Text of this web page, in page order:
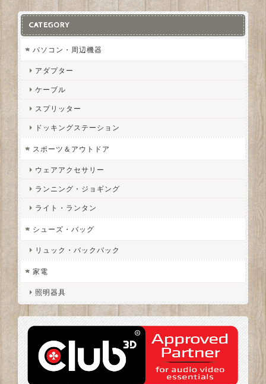
CATEGORY
パソコン・周辺機器
アダプター
ケーブル
スプリッター
ドッキングステーション
スポーツ＆アウトドア
ウェアアクセサリー
ランニング・ジョギング
ライト・ランタン
シューズ・バッグ
リュック・バックパック
家電
照明器具